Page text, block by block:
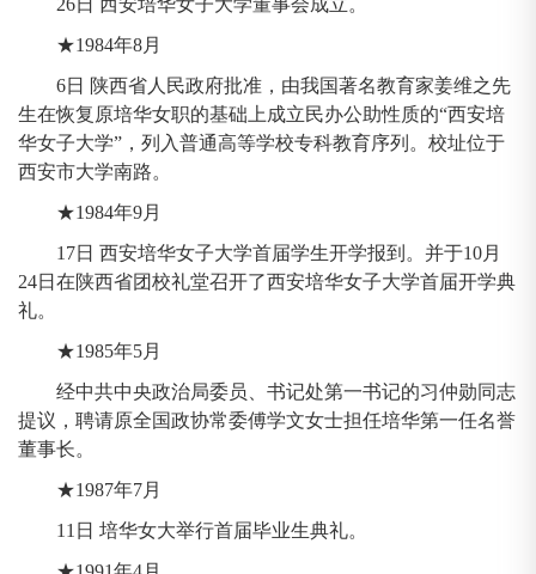
26日 西安培华女子大学董事会成立。
★1984年8月
6日 陕西省人民政府批准，由我国著名教育家姜维之先
生在恢复原培华女职的基础上成立民办公助性质的“西安培
华女子大学”，列入普通高等学校专科教育序列。校址位于
西安市大学南路。
★1984年9月
17日 西安培华女子大学首届学生开学报到。并于10月
24日在陕西省团校礼堂召开了西安培华女子大学首届开学典
礼。
★1985年5月
经中共中央政治局委员、书记处第一书记的习仲勋同志
提议，聘请原全国政协常委傅学文女士担任培华第一任名誉
董事长。
★1987年7月
11日 培华女大举行首届毕业生典礼。